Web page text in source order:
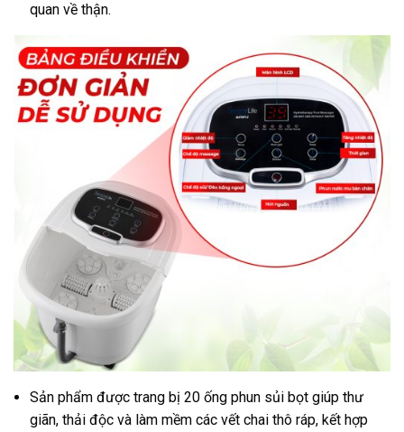
quan về thận.
Sản phẩm được trang bị 20 ống phun sủi bọt giúp thư
giãn, thải độc và làm mềm các vết chai thô ráp, kết hợp